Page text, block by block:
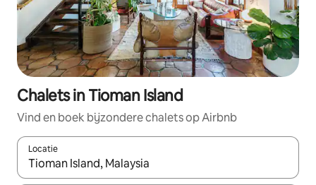
Chalets in Tioman Island
Vind en boek bijzondere chalets op Airbnb
Locatie
Wanneer er suggesties beschikbaar zijn, maak je een keuze